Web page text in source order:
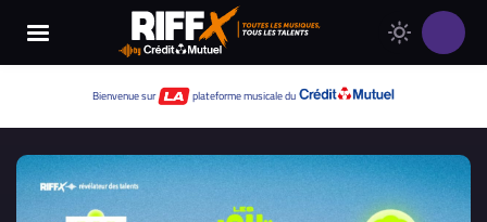
Bienvenue sur plateforme musicale du
Changer
de
RIFFX
Thème
clair